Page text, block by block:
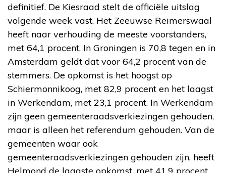
definitief. De Kiesraad stelt de officiële uitslag
volgende week vast. Het Zeeuwse Reimerswaal
heeft naar verhouding de meeste voorstanders,
met 64,1 procent. In Groningen is 70,8 tegen en in
Amsterdam geldt dat voor 64,2 procent van de
stemmers. De opkomst is het hoogst op
Schiermonnikoog, met 82,9 procent en het laagst
in Werkendam, met 23,1 procent. In Werkendam
zijn geen gemeenteraadsverkiezingen gehouden,
maar is alleen het referendum gehouden. Van de
gemeenten waar ook
gemeenteraadsverkiezingen gehouden zijn, heeft
Helmond de laagste opkomst, met 41,9 procent.